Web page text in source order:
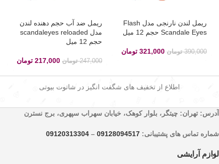
ریمل لندن نارنجی مدل Flash
Scandale Eyes حجم 12 میل
390,000 تومان 321,000 تومان
ریمل ضد آب حجم دهنده لندن
مدل scandaleyes reloaded
حجم 12 میل
247,000 تومان 217,000 تومان
اطلاع از تخفیف های شگفت انگیز در شاتوت بیوتی
آدرس: تهران: چیتگر، بلوار کوهک، خیابان سهراب سپهری، برج نسترن
شماره تماس های پشتیبانی: 09128094517
–
09120313304
لوازم آرایشی